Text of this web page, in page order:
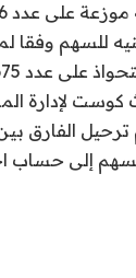
كوست لإدارة
ترحيل الفارق
إلى حساب